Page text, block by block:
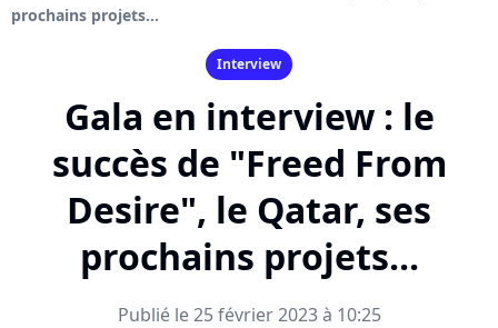
prochains projets...
Interview
Gala en interview : le
succès de "Freed From
Desire", le Qatar, ses
prochains projets...
Publié le 25 février 2023 à 10:25